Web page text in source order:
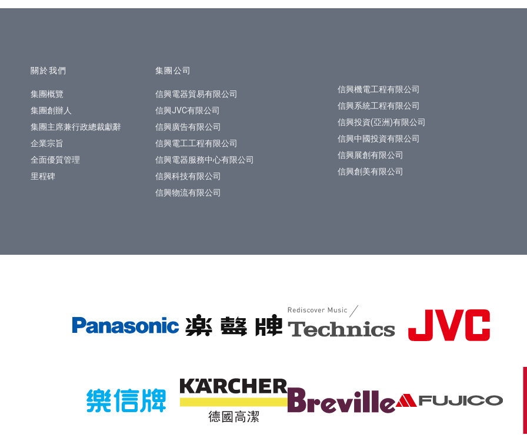
網站指南
關於我們
集團概覽
集團創辦人
集團主席兼行政總裁獻辭
企業宗旨
全面優質管理
里程碑
集團公司
信興電器貿易有限公司
信興JVC有限公司
信興廣告有限公司
信興電工工程有限公司
信興電器服務中心有限公司
信興科技有限公司
信興物流有限公司
信興機電工程有限公司
信興系統工程有限公司
信興投資(亞洲)有限公司
信興中國投資有限公司
信興展創有限公司
信興創美有限公司